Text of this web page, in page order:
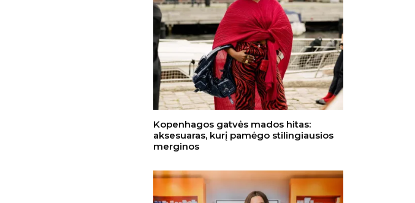
Kopenhagos gatvės mados hitas:
aksesuaras, kurį pamėgo stilingiausios
merginos